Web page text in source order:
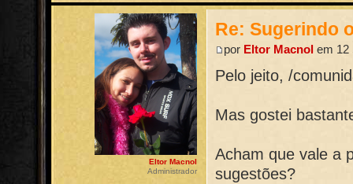
Re: Sugerindo
por Eltor Macnol em 12
Pelo jeito, /
Mas gostei
Acham que vale a
sugestões?
Eltor Macnol
Administrador